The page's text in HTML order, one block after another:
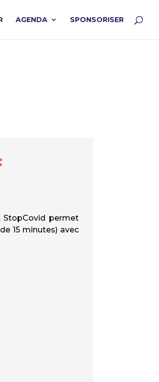
AGENDA SPONSORISER
StopCovid permet
15 minutes) avec